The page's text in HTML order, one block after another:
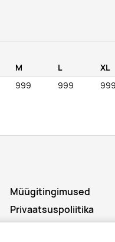
M L XL
999 999 999
Müügitingimused
Privaatsuspoliitika